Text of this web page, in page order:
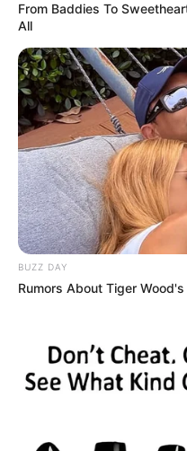
Segue mais uma
Curso Saúde com
Publicadono JASBem
.setembro. 2022.
From Baddies To
All
BUZZ DAY
Rumors About Tiger